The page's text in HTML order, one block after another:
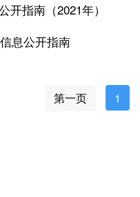
指南（2021年）
息公开指南
第一页 1